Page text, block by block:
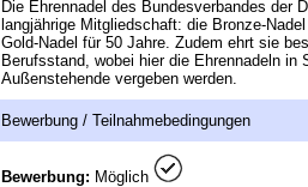
Die Ehrennadel des Bundesverbandes der
langjährige Mitgliedschaft: die Bronze-
Gold-Nadel für 50 Jahre. Zudem ehrt sie
Berufsstand, wobei hier die Ehrennadeln
Außenstehende vergeben werden.
Bewerbung / Teilnahmebedingungen
Bewerbung: Möglich